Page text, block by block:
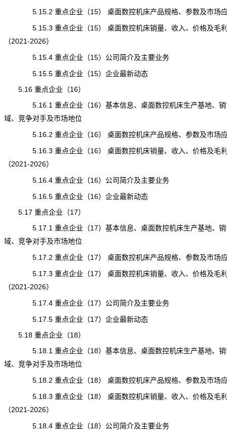
5.15.2 重点企业（15） 桌面数控机床产品规格、参数及市场
5.15.3 重点企业（15） 桌面数控机床销量、收入、价格及毛
（2021-2026）
5.15.4 重点企业（15）公司简介及主要业务
5.15.5 重点企业（15）企业最新动态
5.16 重点企业（16）
5.16.1 重点企业（16）基本信息、桌面数控机床生产基地、销
域、竞争对手及市场地位
5.16.2 重点企业（16） 桌面数控机床产品规格、参数及市场
5.16.3 重点企业（16） 桌面数控机床销量、收入、价格及毛
（2021-2026）
5.16.4 重点企业（16）公司简介及主要业务
5.16.5 重点企业（16）企业最新动态
5.17 重点企业（17）
5.17.1 重点企业（17）基本信息、桌面数控机床生产基地、销
域、竞争对手及市场地位
5.17.2 重点企业（17） 桌面数控机床产品规格、参数及市场
5.17.3 重点企业（17） 桌面数控机床销量、收入、价格及毛
（2021-2026）
5.17.4 重点企业（17）公司简介及主要业务
5.17.5 重点企业（17）企业最新动态
5.18 重点企业（18）
5.18.1 重点企业（18）基本信息、桌面数控机床生产基地、销
域、竞争对手及市场地位
5.18.2 重点企业（18） 桌面数控机床产品规格、参数及市场
5.18.3 重点企业（18） 桌面数控机床销量、收入、价格及毛
（2021-2026）
5.18.4 重点企业（18）公司简介及主要业务